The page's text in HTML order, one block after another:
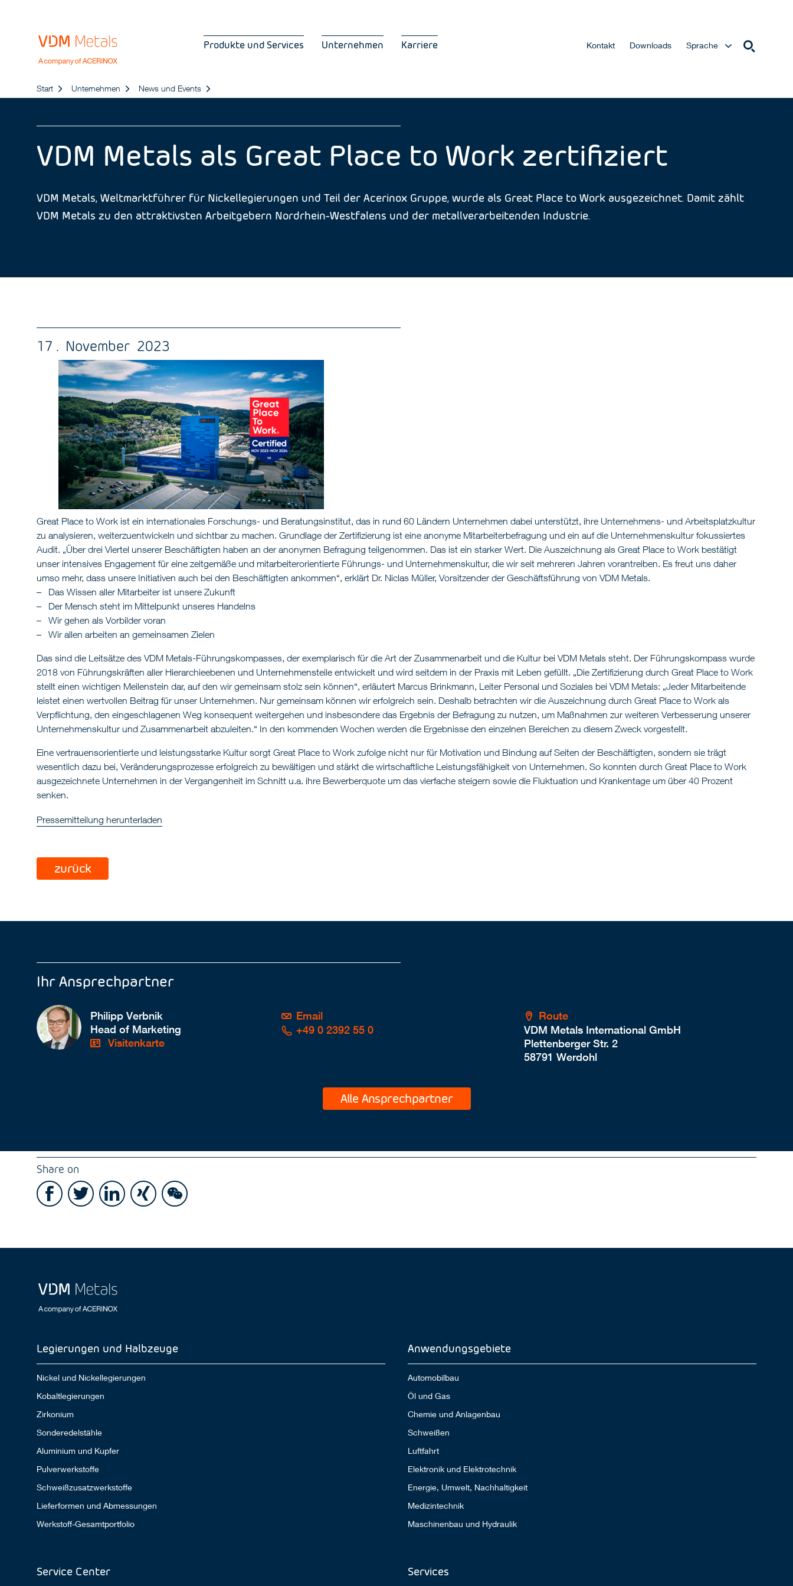
Produkte und Services Unternehmen Karriere Kontakt Downloads Sprache
Start Unternehmen News und Events
VDM Metals als Great Place to Work zertifiziert
VDM Metals, Weltmarktführer für Nickellegierungen und Teil der Acerinox Gruppe, wurde als Great Place to Work ausgezeichnet. Damit zählt
VDM Metals zu den attraktivsten Arbeitgebern Nordrhein-Westfalens und der metallverarbeitenden Industrie.
17 . November 2023
Great Place to Work ist ein internationales Forschungs- und Beratungsinstitut, das in rund 60 Ländern Unternehmen dabei unterstützt, ihre Unternehmens- und Arbeitsplatzkultur
zu analysieren, weiterzuentwickeln und sichtbar zu machen. Grundlage der Zertifizierung ist eine anonyme Mitarbeiterbefragung und ein auf die Unternehmenskultur fokussiertes
Audit. „Über drei Viertel unserer Beschäftigten haben an der anonymen Befragung teilgenommen. Das ist ein starker Wert. Die Auszeichnung als Great Place to Work bestätigt
unser intensives Engagement für eine zeitgemäße und mitarbeiterorientierte Führungs- und Unternehmenskultur, die wir seit mehreren Jahren vorantreiben. Es freut uns daher
umso mehr, dass unsere Initiativen auch bei den Beschäftigten ankommen“, erklärt Dr. Niclas Müller, Vorsitzender der Geschäftsführung von VDM Metals.
Das Wissen aller Mitarbeiter ist unsere Zukunft
Der Mensch steht im Mittelpunkt unseres Handelns
Wir gehen als Vorbilder voran
Wir allen arbeiten an gemeinsamen Zielen
Das sind die Leitsätze des VDM Metals-Führungskompasses, der exemplarisch für die Art der Zusammenarbeit und die Kultur bei VDM Metals steht. Der Führungskompass wurde
2018 von Führungskräften aller Hierarchieebenen und Unternehmensteile entwickelt und wird seitdem in der Praxis mit Leben gefüllt. „Die Zertifizierung durch Great Place to Work
stellt einen wichtigen Meilenstein dar, auf den wir gemeinsam stolz sein können“, erläutert Marcus Brinkmann, Leiter Personal und Soziales bei VDM Metals: „Jeder Mitarbeitende
leistet einen wertvollen Beitrag für unser Unternehmen. Nur gemeinsam können wir erfolgreich sein. Deshalb betrachten wir die Auszeichnung durch Great Place to Work als
Verpflichtung, den eingeschlagenen Weg konsequent weitergehen und insbesondere das Ergebnis der Befragung zu nutzen, um Maßnahmen zur weiteren Verbesserung unserer
Unternehmenskultur und Zusammenarbeit abzuleiten.“ In den kommenden Wochen werden die Ergebnisse den einzelnen Bereichen zu diesem Zweck vorgestellt.
Eine vertrauensorientierte und leistungsstarke Kultur sorgt Great Place to Work zufolge nicht nur für Motivation und Bindung auf Seiten der Beschäftigten, sondern sie trägt
wesentlich dazu bei, Veränderungsprozesse erfolgreich zu bewältigen und stärkt die wirtschaftliche Leistungsfähigkeit von Unternehmen. So konnten durch Great Place to Work
ausgezeichnete Unternehmen in der Vergangenheit im Schnitt u.a. ihre Bewerberquote um das vierfache steigern sowie die Fluktuation und Krankentage um über 40 Prozent
senken.
Pressemitteilung herunterladen
zurück
Ihr Ansprechpartner
Philipp Verbnik
Head of Marketing
Visitenkarte
Route
VDM Metals International GmbH
Plettenberger Str. 2
58791 Werdohl
Email
+49 0 2392 55 0
Alle Ansprechpartner
Share on
Legierungen und Halbzeuge
Nickel und Nickellegierungen
Kobaltlegierungen
Zirkonium
Sonderedelstähle
Aluminium und Kupfer
Pulverwerkstoffe
Schweißzusatzwerkstoffe
Lieferformen und Abmessungen
Werkstoff-Gesamtportfolio
Anwendungsgebiete
Automobilbau
Öl und Gas
Chemie und Anlagenbau
Schweißen
Luftfahrt
Elektronik und Elektrotechnik
Energie, Umwelt, Nachhaltigkeit
Medizintechnik
Maschinenbau und Hydraulik
Service Center Services